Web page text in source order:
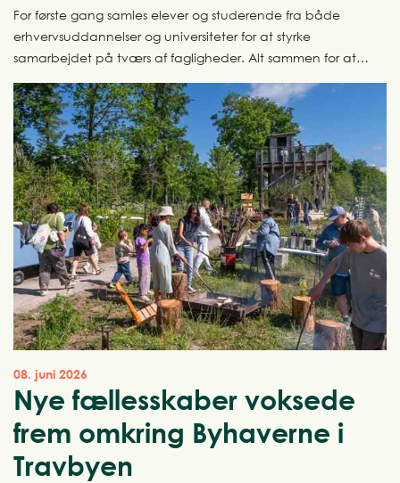
For første gang samles elever og studerende fra både
erhvervsuddannelser og universiteter for at styrke
samarbejdet på tværs af fagligheder. Alt sammen for at
AFTRYK Festival, der afholdes for første gang den 29.
september 2026.
08. juni 2026
Nye fællesskaber voksede
frem omkring Byhaverne i
Travbyen